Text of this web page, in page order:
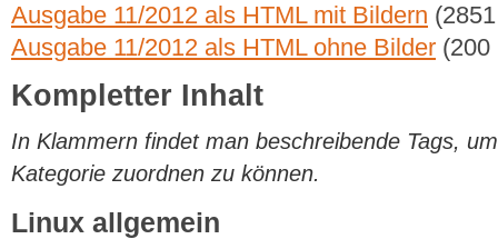
Ausgabe 11/2012 als HTML mit Bildern
Ausgabe 11/2012 als HTML ohne Bilder (200
Kompletter Inhalt
In Klammern findet man beschreibende Tags,
Kategorie zuordnen zu können.
Linux allgemein